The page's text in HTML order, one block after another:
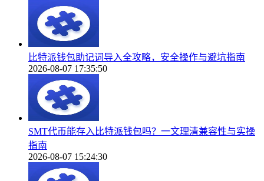
比特派钱包助记词导入全攻略，安全操作与避坑指南
2026-08-07 17:35:50
SMT代币能存入比特派钱包吗？一文理清兼容性与实操
指南
2026-08-07 15:24:30